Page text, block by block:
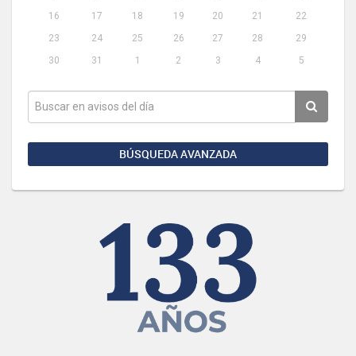
16
17 18 19 20 21
22
23
24 25 26 27 28
29
30
31 1 2 3 4 5
BÚSQUEDA AVANZADA